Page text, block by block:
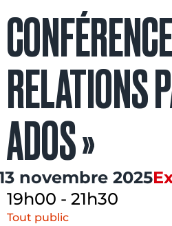
RELATIONS
ADOS »
novembre 2025
19h00 - 21h30
Tout public